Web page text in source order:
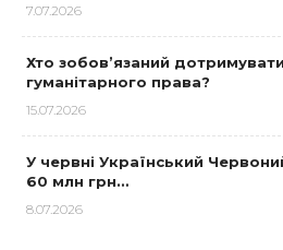
7.07.2026
Хто зобов’язаний
гуманітарного права?
15.07.2026
У червні Український
60 млн грн…
8.07.2026